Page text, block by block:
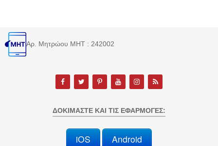
Αρ. Μητρώου MHT : 242002
ΔΟΚΙΜΆΣΤΕ ΚΑΙ ΤΙΣ ΕΦΑΡΜΟΓΈΣ:
iOS Android